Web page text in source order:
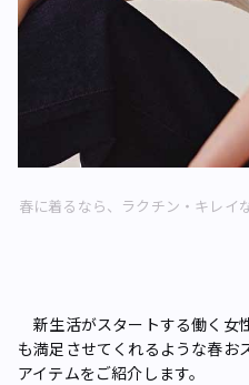
春に着るなら、ラクチン・キレイ
新生活がスタートする働く女
も満足させてくれるような春お
アイテムをご紹介します。